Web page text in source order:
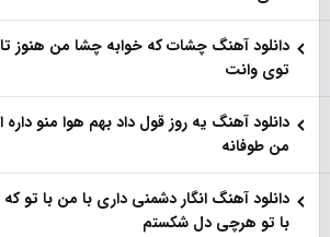
دانلود آهنگ چشات که خوابه چشا من هنوز
توی وانت
دانلود آهنگ یه روز قول داد بهم هوا منو داره
من طوفانه
دانلود آهنگ انگار دشمنی داری با من با تو
با تو هرچی دل شکستم